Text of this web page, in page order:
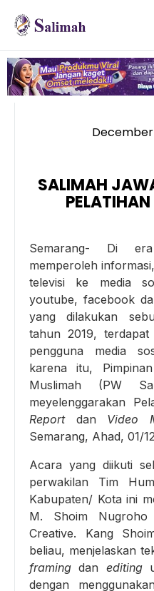
December
SALIMAH
Semarang- Di
memperoleh
televisi ke media
youtube, facebook
yang dilakukan
tahun 2019,
pengguna media
karena itu,
Muslimah (PW
meyelenggarakan
Reportdan Video
Semarang, Ahad, 01/
Acara yang diikuti
perwakilan Tim
Kabupaten/ Kota ini
M. Shoim
Creative. Kang
beliau, menjelaskan
framing dan editing
dengan